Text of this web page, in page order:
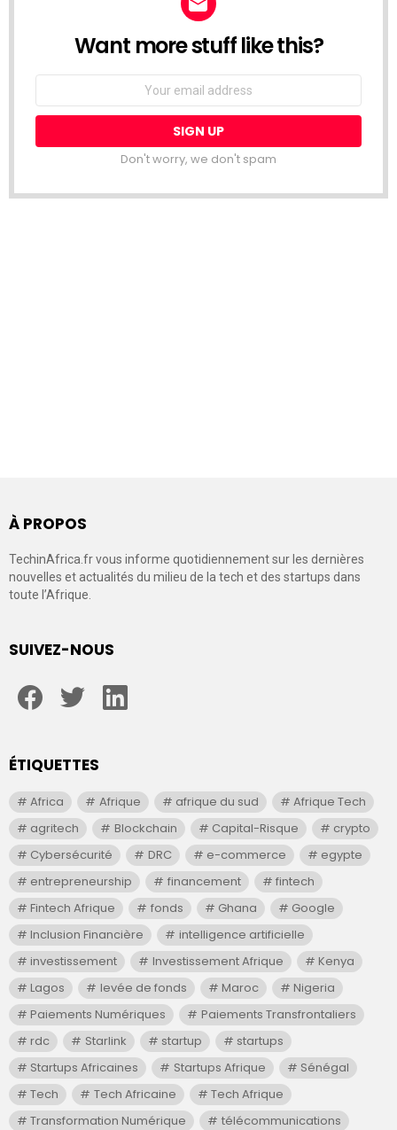
NEWSLETTER
Want more stuff like this?
Email
Don't worry, we don't spam
À PROPOS
TechinAfrica.fr vous informe quotidiennement sur les dernières
nouvelles et actualités du milieu de la tech et des startups dans
toute l’Afrique.
SUIVEZ-NOUS
ÉTIQUETTES
Africa Afrique afrique du sud
Afrique Tech
agritech
Blockchain Capital-Risque
crypto
Cybersécurité
DRC e-commerce
egypte
entrepreneurship
financement
fintech
Fintech Afrique
fonds Ghana
Google
Inclusion Financière
intelligence artificielle
investissement
Investissement Afrique
Kenya
Lagos
levée de fonds Maroc
Nigeria
Paiements Numériques
Paiements Transfrontaliers
rdc
Starlink startup
startups
Startups Africaines
Startups Afrique
Sénégal
Tech
Tech Africaine
Tech Afrique
Transformation Numérique
télécommunications